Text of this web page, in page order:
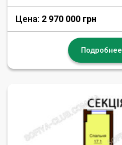
Цена: 2 970 000 грн
Подробнее